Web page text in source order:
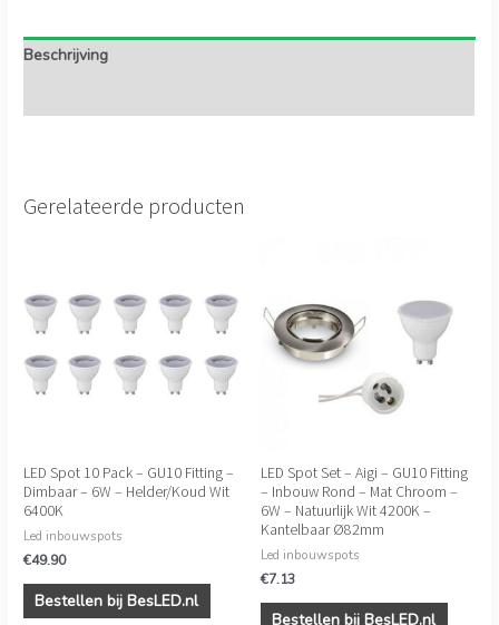
Beschrijving
Gerelateerde producten
LED Spot 10 Pack – GU10 Fitting –
Dimbaar – 6W – Helder/Koud Wit
6400K
Led inbouwspots
€49.90
Bestellen bij BesLED.nl
LED Spot Set – Aigi – GU10 Fitting
– Inbouw Rond – Mat Chroom –
6W – Natuurlijk Wit 4200K –
Kantelbaar Ø82mm
Led inbouwspots
€7.13
Bestellen bij BesLED.nl